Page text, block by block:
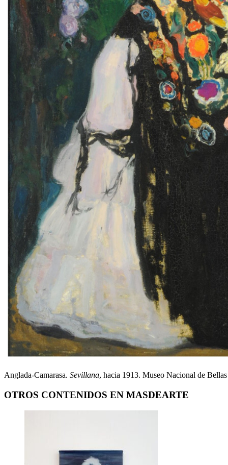
Anglada-Camarasa. Sevillana, hacia 1913. Museo Nacional de
OTROS CONTENIDOS EN MASDEARTE